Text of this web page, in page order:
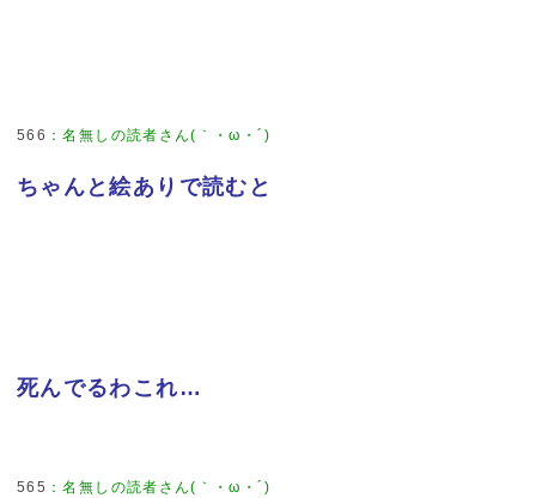
566 ：名無しの読者さん(｀・ω・´)
ちゃんと絵ありで読むと
死んでるわこれ…
565 ：名無しの読者さん(｀・ω・´)